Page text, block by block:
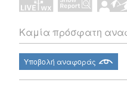
Καμία πρόσφατη
Υποβολή αναφοράς